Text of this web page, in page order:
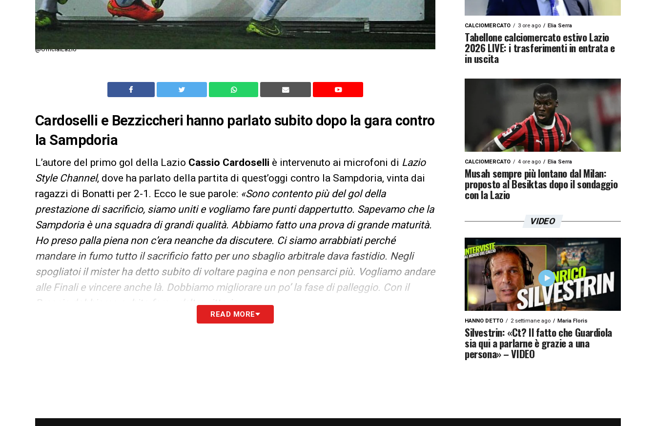
@OfficialLazio
Cardoselli e Bezziccheri hanno parlato subito dopo la gara contro
la Sampdoria
L’autore del primo gol della Lazio Cassio Cardoselli è intervenuto ai microfoni di Lazio
Style Channel, dove ha parlato della partita di quest’oggi contro la Sampdoria, vinta dai
ragazzi di Bonatti per 2-1. Ecco le sue parole: «Sono contento più del gol della
prestazione di sacrificio, siamo uniti e vogliamo fare punti dappertutto. Sapevamo che la
Sampdoria è una squadra di grandi qualità. Abbiamo fatto una prova di grande maturità.
Ho preso palla piena non c’era neanche da discutere. Ci siamo arrabbiati perché
mandare in fumo tutto il sacrificio fatto per uno sbaglio arbitrale dava fastidio. Negli
spogliatoi il mister ha detto subito di voltare pagina e non pensarci più. Vogliamo andare
alle Finali e vincere anche là. Dobbiamo migliorare un po’ la fase di palleggio. Con il
Brescia dobbiamo subito fare un’altra vittoria».
READ MORE
CALCIOMERCATO 3 ore ago Elia Serra
Tabellone calciomercato estivo Lazio
2026 LIVE: i trasferimenti in entrata e
in uscita
CALCIOMERCATO 4 ore ago Elia Serra
Musah sempre più lontano dal Milan:
proposto al Besiktas dopo il sondaggio
con la Lazio
VIDEO
HANNO DETTO 2 settimane ago Maria Floris
Silvestrin: «Ct? Il fatto che Guardiola
sia qui a parlarne è grazie a una
persona» – VIDEO